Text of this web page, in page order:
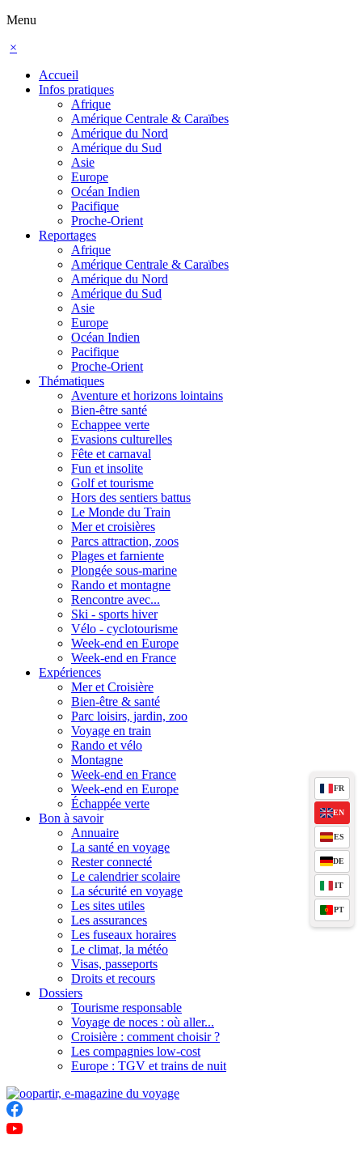
Menu
×
Accueil
Infos pratiques
Afrique
Amérique Centrale & Caraïbes
Amérique du Nord
Amérique du Sud
Asie
Europe
Océan Indien
Pacifique
Proche-Orient
Reportages
Afrique
Amérique Centrale & Caraïbes
Amérique du Nord
Amérique du Sud
Asie
Europe
Océan Indien
Pacifique
Proche-Orient
Thématiques
Aventure et horizons lointains
Bien-être santé
Echappee verte
Evasions culturelles
Fête et carnaval
Fun et insolite
Golf et tourisme
Hors des sentiers battus
Le Monde du Train
Mer et croisières
Parcs attraction, zoos
Plages et farniente
Plongée sous-marine
Rando et montagne
Rencontre avec...
Ski - sports hiver
Vélo - cyclotourisme
Week-end en Europe
Week-end en France
Expériences
Mer et Croisière
Bien-être & santé
Parc loisirs, jardin, zoo
Voyage en train
Rando et vélo
Montagne
Week-end en France
Week-end en Europe
Échappée verte
Bon à savoir
Annuaire
La santé en voyage
Rester connecté
Le calendrier scolaire
La sécurité en voyage
Les sites utiles
Les assurances
Les fuseaux horaires
Le climat, la météo
Visas, passeports
Droits et recours
Dossiers
Tourisme responsable
Voyage de noces : où aller...
Croisière : comment choisir ?
Les compagnies low-cost
Europe : TGV et trains de nuit
FR
EN
ES
DE
IT
PT